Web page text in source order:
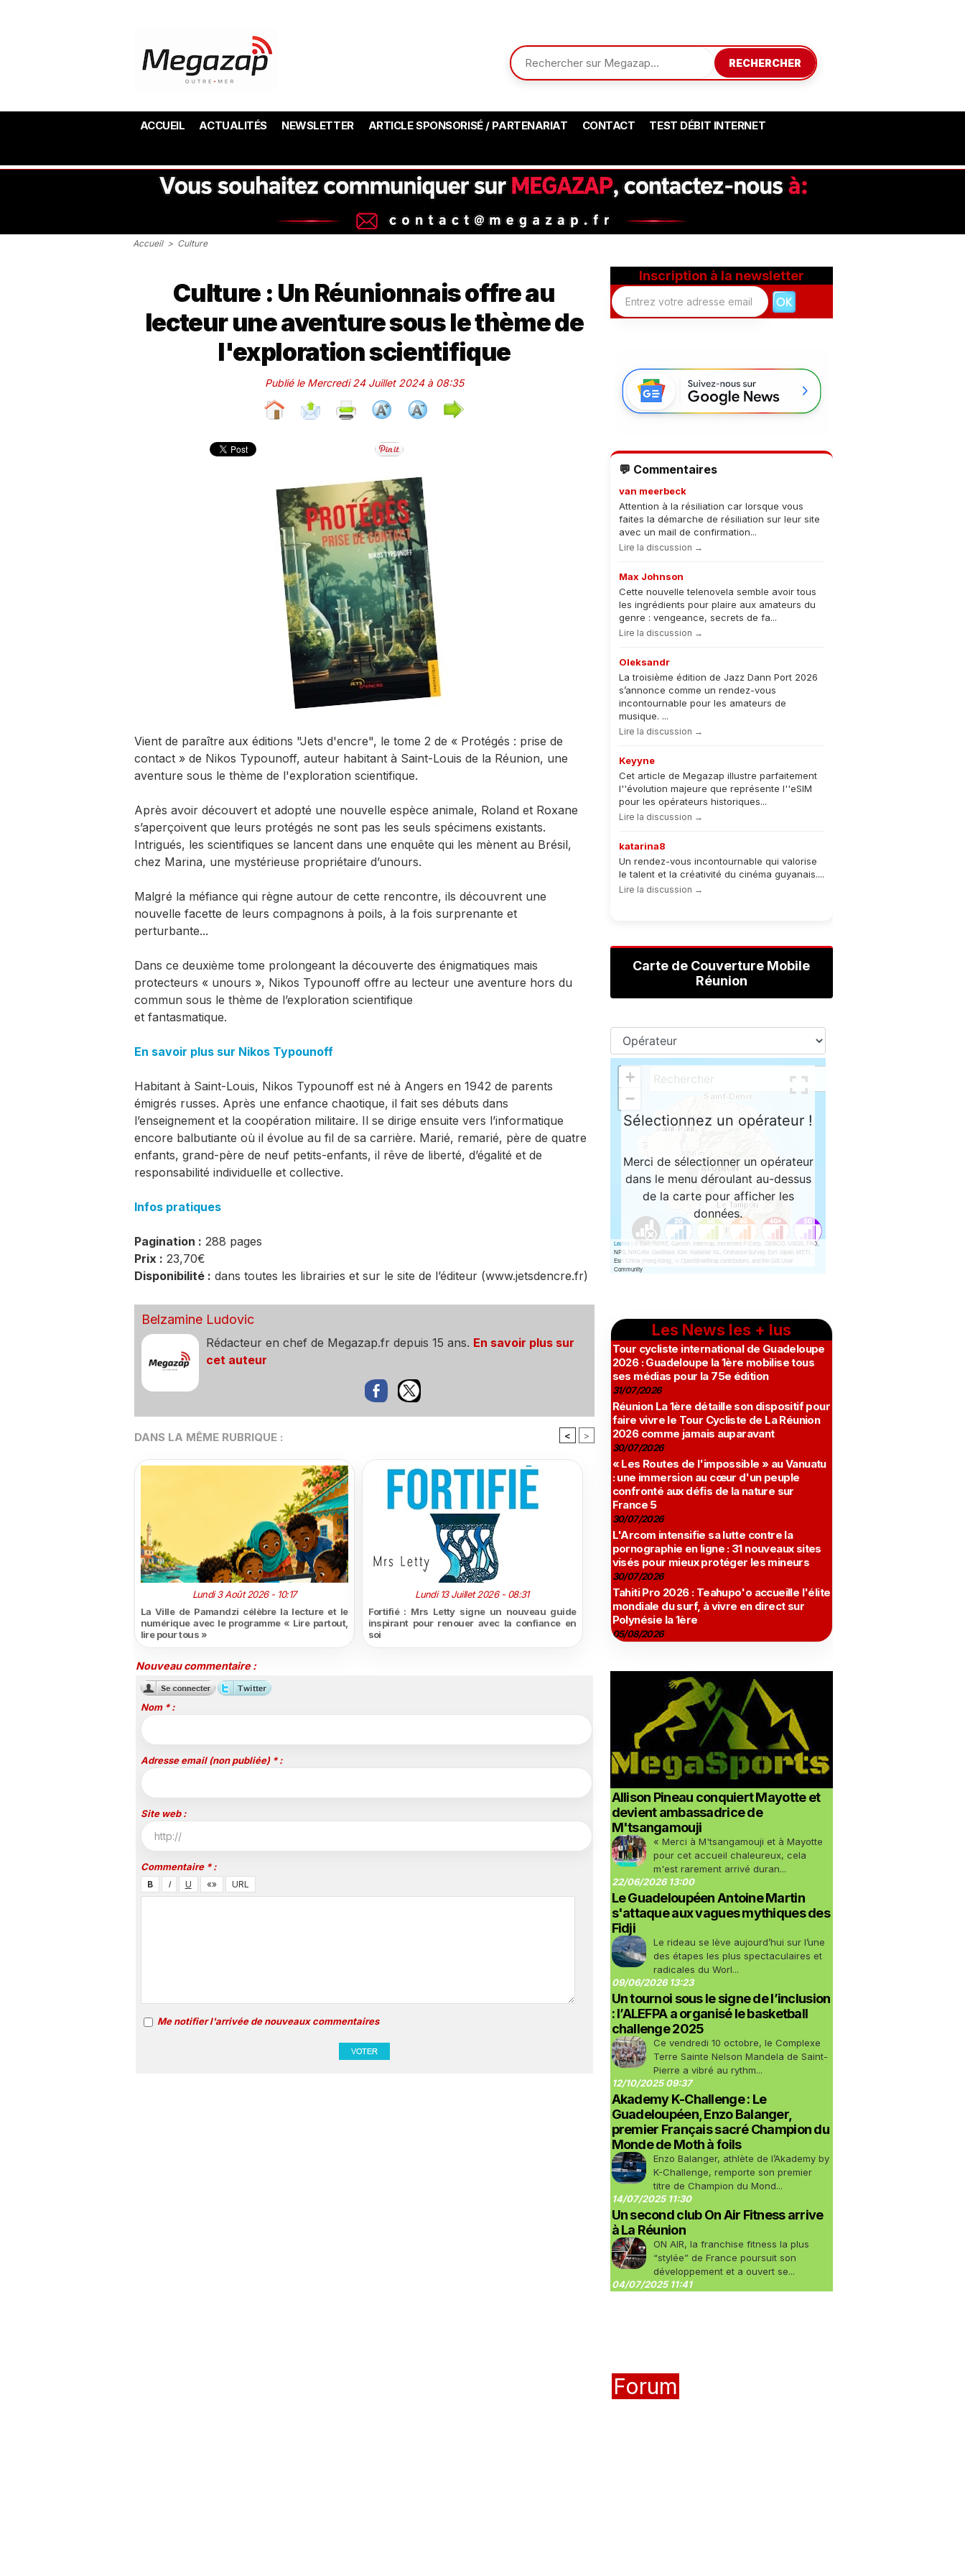
RECHERCHER
ACCUEIL ACTUALITÉS NEWSLETTER ARTICLE SPONSORISÉ / PARTENARIAT CONTACT TEST DÉBIT INTERNET
Accueil > Culture
Culture : Un Réunionnais offre au
lecteur une aventure sous le thème de
l'exploration scientifique
Publié le Mercredi 24 Juillet 2024 à 08:35
Vient de paraître aux éditions "Jets d'encre", le tome 2 de « Protégés : prise de
contact » de Nikos Typounoff, auteur habitant à Saint-Louis de la Réunion, une
aventure sous le thème de l'exploration scientifique.
Après avoir découvert et adopté une nouvelle espèce animale, Roland et Roxane
s’aperçoivent que leurs protégés ne sont pas les seuls spécimens existants.
Intrigués, les scientifiques se lancent dans une enquête qui les mènent au Brésil,
chez Marina, une mystérieuse propriétaire d’unours.
Malgré la méfiance qui règne autour de cette rencontre, ils découvrent une
nouvelle facette de leurs compagnons à poils, à la fois surprenante et
perturbante...
Dans ce deuxième tome prolongeant la découverte des énigmatiques mais
protecteurs « unours », Nikos Typounoff offre au lecteur une aventure hors du
commun sous le thème de l’exploration scientifique
et fantasmatique.
En savoir plus sur Nikos Typounoff
Habitant à Saint-Louis, Nikos Typounoff est né à Angers en 1942 de parents
émigrés russes. Après une enfance chaotique, il fait ses débuts dans
l’enseignement et la coopération militaire. Il se dirige ensuite vers l’informatique
encore balbutiante où il évolue au fil de sa carrière. Marié, remarié, père de quatre
enfants, grand-père de neuf petits-enfants, il rêve de liberté, d’égalité et de
responsabilité individuelle et collective.
Infos pratiques
Pagination : 288 pages
Prix : 23,70€
Disponibilité : dans toutes les librairies et sur le site de l’éditeur (www.jetsdencre.fr)
Belzamine Ludovic
Rédacteur en chef de Megazap.fr depuis 15 ans. En savoir plus sur
cet auteur
DANS LA MÊME RUBRIQUE : < >
Lundi 3 Août 2026 - 10:17
La Ville de Pamandzi célèbre la lecture et le
numérique avec le programme « Lire partout,
lire pour tous »
Lundi 13 Juillet 2026 - 08:31
Fortifié : Mrs Letty signe un nouveau guide
inspirant pour renouer avec la confiance en
soi
Nouveau commentaire :
Nom * :
Adresse email (non publiée) * :
Site web :
Commentaire * :
Me notifier l'arrivée de nouveaux commentaires
Inscription à la newsletter
💬 Commentaires
van meerbeck
Attention à la résiliation car lorsque vous
faites la démarche de résiliation sur leur site
avec un mail de confirmation...
Lire la discussion →
Max Johnson
Cette nouvelle telenovela semble avoir tous
les ingrédients pour plaire aux amateurs du
genre : vengeance, secrets de fa...
Lire la discussion →
Oleksandr
La troisième édition de Jazz Dann Port 2026
s’annonce comme un rendez-vous
incontournable pour les amateurs de
musique. ...
Lire la discussion →
Keyyne
Cet article de Megazap illustre parfaitement
l''évolution majeure que représente l''eSIM
pour les opérateurs historiques...
Lire la discussion →
katarina8
Un rendez-vous incontournable qui valorise
le talent et la créativité du cinéma guyanais....
Lire la discussion →
Carte de Couverture Mobile
Réunion
Les News les + lus
Tour cycliste international de Guadeloupe
2026 : Guadeloupe la 1ère mobilise tous
ses médias pour la 75e édition
31/07/2026
Réunion La 1ère détaille son dispositif pour
faire vivre le Tour Cycliste de La Réunion
2026 comme jamais auparavant
30/07/2026
« Les Routes de l'impossible » au Vanuatu
: une immersion au cœur d'un peuple
confronté aux défis de la nature sur
France 5
30/07/2026
L'Arcom intensifie sa lutte contre la
pornographie en ligne : 31 nouveaux sites
visés pour mieux protéger les mineurs
30/07/2026
Tahiti Pro 2026 : Teahupo'o accueille l'élite
mondiale du surf, à vivre en direct sur
Polynésie la 1ère
05/08/2026
Allison Pineau conquiert Mayotte et
devient ambassadrice de
M'tsangamouji
« Merci à M'tsangamouji et à Mayotte
pour cet accueil chaleureux, cela
m'est rarement arrivé duran...
22/06/2026 13:00
Le Guadeloupéen Antoine Martin
s'attaque aux vagues mythiques des
Fidji
Le rideau se lève aujourd’hui sur l’une
des étapes les plus spectaculaires et
radicales du Worl...
09/06/2026 13:23
Un tournoi sous le signe de l’inclusion
: l’ALEFPA a organisé le basketball
challenge 2025
Ce vendredi 10 octobre, le Complexe
Terre Sainte Nelson Mandela de Saint-
Pierre a vibré au rythm...
12/10/2025 09:37
Akademy K-Challenge : Le
Guadeloupéen, Enzo Balanger,
premier Français sacré Champion du
Monde de Moth à foils
Enzo Balanger, athlète de l’Akademy by
K-Challenge, remporte son premier
titre de Champion du Mond...
14/07/2025 11:30
Un second club On Air Fitness arrive
à La Réunion
ON AIR, la franchise fitness la plus
“stylée” de France poursuit son
développement et a ouvert se...
04/07/2025 11:41
Forum